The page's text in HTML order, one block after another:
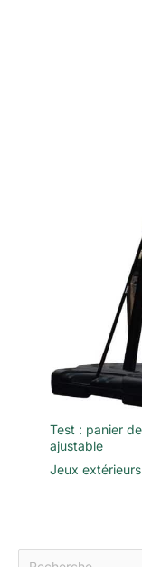
Test : panier
ajustable
Jeux